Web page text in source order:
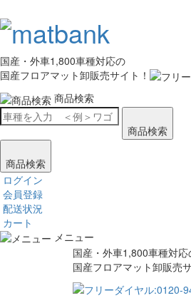
国産・外車1,800車種対応の
国産フロアマット卸販売サイト！
商品検索
商品検索
商品検索
ログイン
会員登録
配送状況
カート
メニュー
国産・外車1,800車種対応
国産フロアマット卸販売